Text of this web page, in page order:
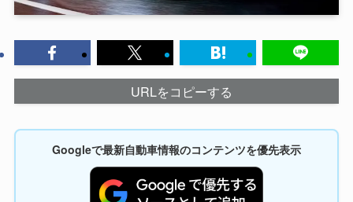
URLをコピーする
Googleで最新自動車情報のコンテンツを優先表示